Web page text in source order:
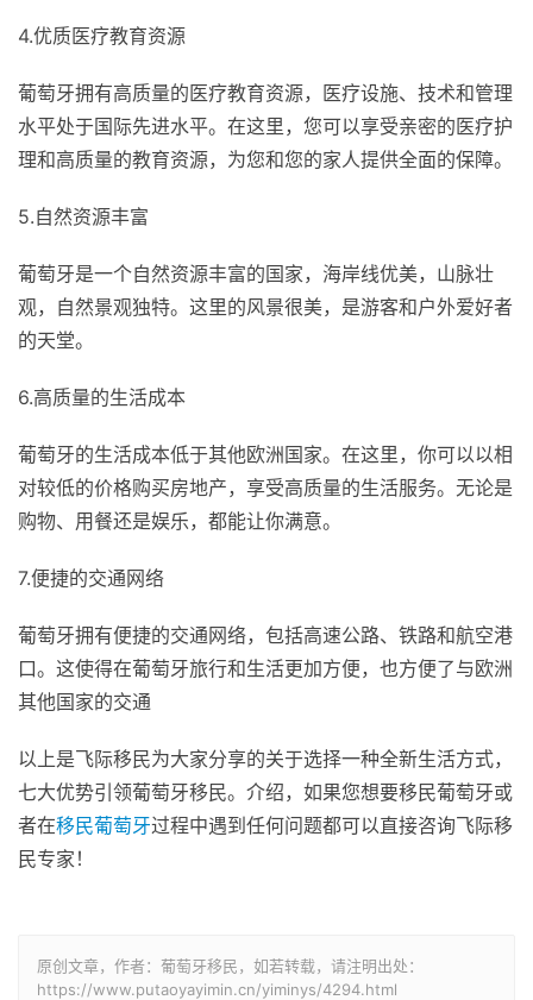
4.优质医疗教育资源
葡萄牙拥有高质量的医疗教育资源，医疗设施、技术和管理
水平处于国际先进水平。在这里，您可以享受亲密的医疗护
理和高质量的教育资源，为您和您的家人提供全面的保障。
5.自然资源丰富
葡萄牙是一个自然资源丰富的国家，海岸线优美，山脉壮
观，自然景观独特。这里的风景很美，是游客和户外爱好者
的天堂。
6.高质量的生活成本
葡萄牙的生活成本低于其他欧洲国家。在这里，你可以以相
对较低的价格购买房地产，享受高质量的生活服务。无论是
购物、用餐还是娱乐，都能让你满意。
7.便捷的交通网络
葡萄牙拥有便捷的交通网络，包括高速公路、铁路和航空港
口。这使得在葡萄牙旅行和生活更加方便，也方便了与欧洲
其他国家的交通
以上是飞际移民为大家分享的关于选择一种全新生活方式，
七大优势引领葡萄牙移民。介绍，如果您想要移民葡萄牙或
者在移民葡萄牙过程中遇到任何问题都可以直接咨询飞际移
民专家！
原创文章，作者：葡萄牙移民，如若转载，请注明出处：
https://www.putaoyayimin.cn/yiminys/4294.html